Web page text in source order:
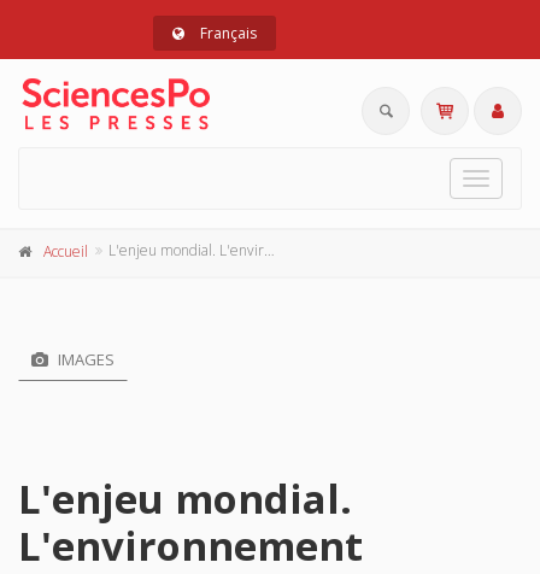
Français
Toggle
Accueil L'enjeu mondial. L'environnement
IMAGES
L'enjeu mondial.
L'environnement